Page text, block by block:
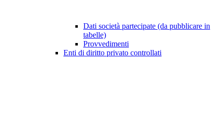
Dati società partecipate (da pubblicare in
tabelle)
Provvedimenti
Enti di diritto privato controllati